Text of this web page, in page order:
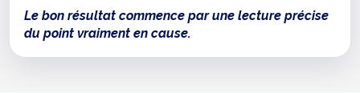
Le bon résultat commence par une lecture précise
du point vraiment en cause.